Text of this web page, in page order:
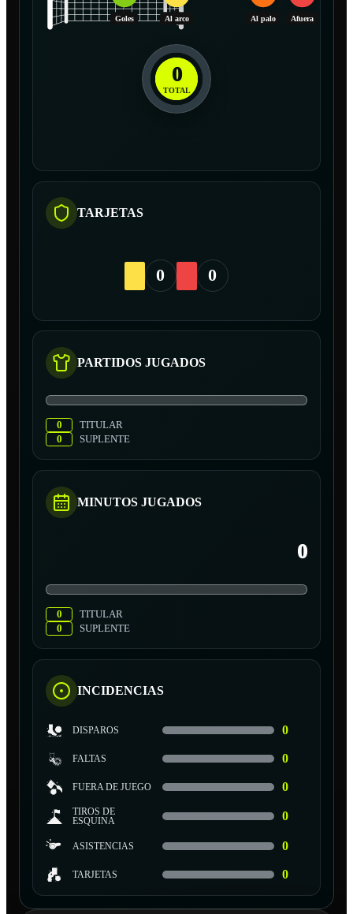
Goles Al arco Al palo Afuera
0
TOTAL
TARJETAS
0 0
PARTIDOS JUGADOS
0
TITULAR
0
SUPLENTE
MINUTOS JUGADOS
0
0
TITULAR
0
SUPLENTE
INCIDENCIAS
DISPAROS 0
FALTAS 0
FUERA DE JUEGO 0
TIROS DE
ESQUINA
0
ASISTENCIAS 0
TARJETAS 0